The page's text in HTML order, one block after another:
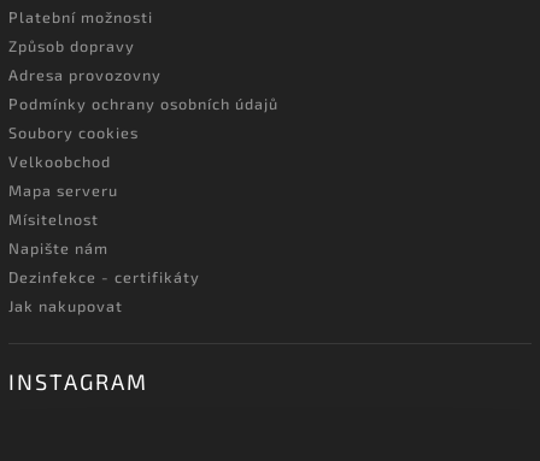
Platební možnosti
Způsob dopravy
Adresa provozovny
Podmínky ochrany osobních údajů
Soubory cookies
Velkoobchod
Mapa serveru
Mísitelnost
Napište nám
Dezinfekce - certifikáty
Jak nakupovat
INSTAGRAM